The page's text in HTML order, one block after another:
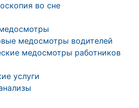
во сне
медосмотры водителей
медосмотры работников
услуги